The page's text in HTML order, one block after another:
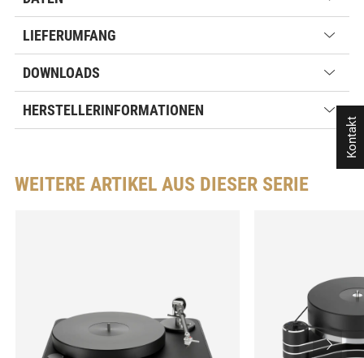
LIEFERUMFANG
DOWNLOADS
HERSTELLERINFORMATIONEN
WEITERE ARTIKEL AUS DIESER SERIE
Kontakt